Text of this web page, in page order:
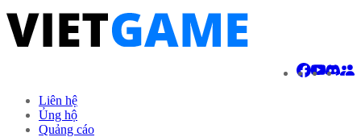
Liên hệ
Ủng hộ
Quảng cáo